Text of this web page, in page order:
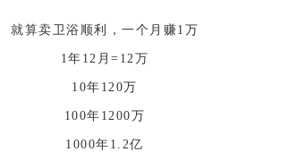
就算卖卫浴顺利，一个月赚1万
1年12月=12万
10年120万
100年1200万
1000年1.2亿